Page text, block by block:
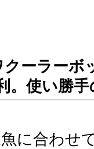
ーラーボ
。使い勝
に合わせ